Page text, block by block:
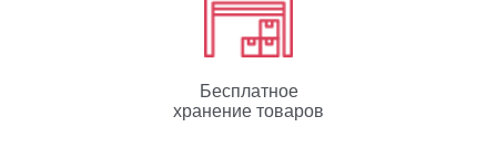
Бесплатное
хранение товаров